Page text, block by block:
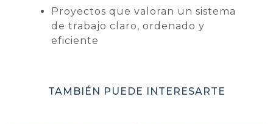
Proyectos que valoran un sistema
de trabajo claro, ordenado y
eficiente
TAMBIÉN PUEDE INTERESARTE